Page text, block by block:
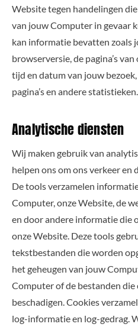
Website tegen handelingen
van jouw Computer in gevaar
kan informatie bevatten zoals
browserversie, de pagina’s
tijd en datum van jouw
pagina’s en andere statistieken.
Analytische diensten
Wij maken gebruik van
helpen ons om ons verkeer en
De tools verzamelen
Computer, onze Website, de
en door andere informatie die
onze Website. Deze tools
tekstbestanden die worden
het geheugen van jouw
Computer of de bestanden
beschadigen. Cookies
log-informatie en log-gedrag.